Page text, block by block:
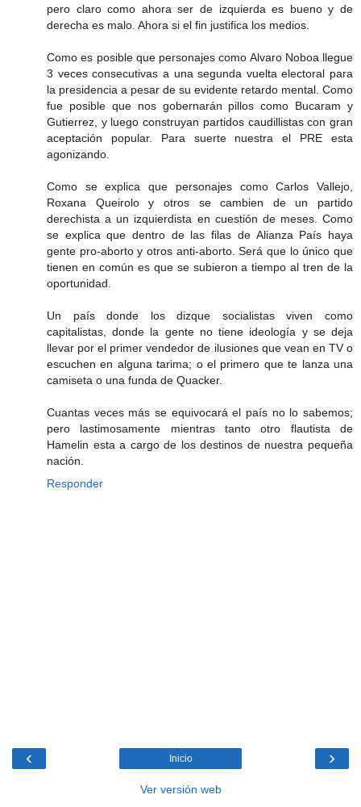
pero claro como ahora ser de izquierda es bueno y de
derecha es malo. Ahora si el fin justifica los medios.
Como es posible que personajes como Alvaro Noboa llegue
3 veces consecutivas a una segunda vuelta electoral para
la presidencia a pesar de su evidente retardo mental. Como
fue posible que nos gobernarán pillos como Bucaram y
Gutierrez, y luego construyan partidos caudillistas con gran
aceptación popular. Para suerte nuestra el PRE esta
agonizando.
Como se explica que personajes como Carlos Vallejo,
Roxana Queirolo y otros se cambien de un partido
derechista a un izquierdista en cuestión de meses. Como
se explica que dentro de las filas de Alianza País haya
gente pro-aborto y otros anti-aborto. Será que lo único que
tienen en común es que se subieron a tiempo al tren de la
oportunidad.
Un país donde los dizque socialistas viven como
capitalistas, donde la gente no tiene ideología y se deja
llevar por el primer vendedor de ilusiones que vean en TV o
escuchen en alguna tarima; o el primero que te lanza una
camiseta o una funda de Quacker.
Cuantas veces más se equivocará el país no lo sabemos;
pero lastimosamente mientras tanto otro flautista de
Hamelin esta a cargo de los destinos de nuestra pequeña
nación.
Responder
‹ ›
Inicio
Ver versión web